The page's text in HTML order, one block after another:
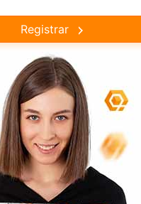
Registrar